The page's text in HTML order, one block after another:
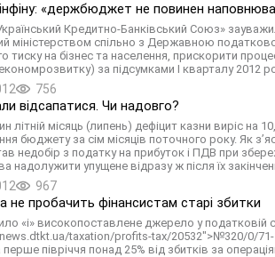
«держбюджет не повинен
Кредитно-Банківський Союз»
міністерством спільно з Державною
тиску на бізнес та населення, прискорити
за підсумками І кварталу 2012
756
відсапатися. Чи надовго?
літній місяць (липень) дефіцит казни виріс на
бюджету за сім місяців поточного року. Як
недобір з податку на прибуток і ПДВ при
надолужити упущене відразу ж після їх
967
не пробачить фінансистам старі збитки
«i» високопоставлене джерело у податковій
taxation/profits-tax/20532">№320/0/71-
перше півріччя понад 25% від збитків за